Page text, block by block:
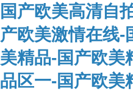
国产欧美高清自
产欧美激情在线-
美精品-国产欧美
品区一-国产欧美